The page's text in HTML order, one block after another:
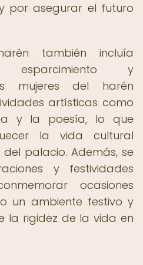
por asegurar el futuro
también incluía
esparcimiento y
mujeres del harén
artísticas como
y la poesía, lo que
la vida cultural
palacio. Además, se
y festividades
ocasiones
un ambiente festivo y
la rigidez de la vida en